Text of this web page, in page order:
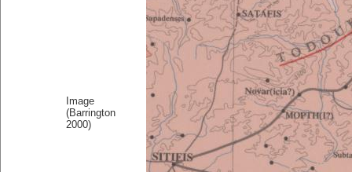
Image
(Barrington
2000)